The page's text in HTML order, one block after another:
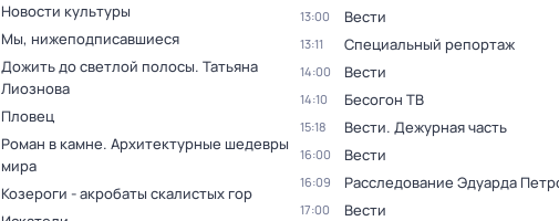
Новости культуры
Мы, нижеподписавшиеся
Дожить до светлой полосы. Татьяна
Лиознова
Пловец
Роман в камне. Архитектурные шедевры
мира
Козероги - акробаты скалистых гор
13:00 Вести
13:11 Специальный репортаж
14:00 Вести
14:10 Бесогон ТВ
15:18 Вести. Дежурная часть
16:00 Вести
16:09 Расследование Эдуарда
17:00 Вести